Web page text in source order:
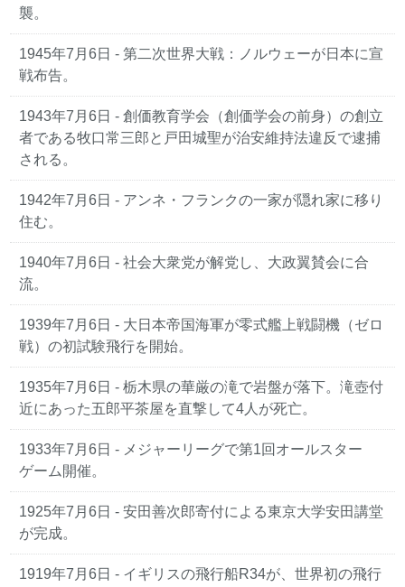
襲。
1945年7月6日 - 第二次世界大戦：ノルウェーが日本に宣
戦布告。
1943年7月6日 - 創価教育学会（創価学会の前身）の創立
者である牧口常三郎と戸田城聖が治安維持法違反で逮捕
される。
1942年7月6日 - アンネ・フランクの一家が隠れ家に移り
住む。
1940年7月6日 - 社会大衆党が解党し、大政翼賛会に合
流。
1939年7月6日 - 大日本帝国海軍が零式艦上戦闘機（ゼロ
戦）の初試験飛行を開始。
1935年7月6日 - 栃木県の華厳の滝で岩盤が落下。滝壺付
近にあった五郎平茶屋を直撃して4人が死亡。
1933年7月6日 - メジャーリーグで第1回オールスター
ゲーム開催。
1925年7月6日 - 安田善次郎寄付による東京大学安田講堂
が完成。
1919年7月6日 - イギリスの飛行船R34が、世界初の飛行